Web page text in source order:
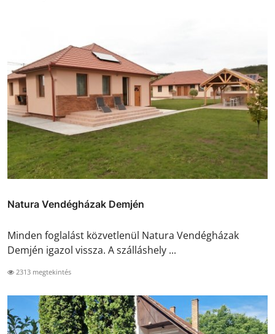
Natura Vendégházak Demjén
Minden foglalást közvetlenül Natura Vendégházak
Demjén igazol vissza. A szálláshely ...
2313 megtekintés